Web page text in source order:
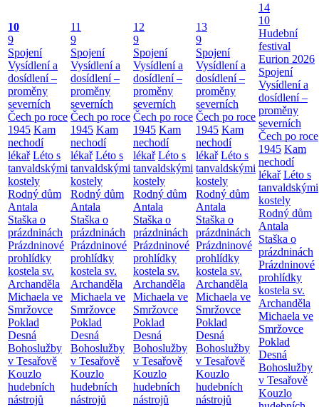
10
9
Spojení
Vysídlení a
dosídlení –
proměny
severních
Čech po roce
1945 Kam
nechodí
lékař Léto s
tanvaldskými
kostely
Rodný dům
Antala
Staška o
prázdninách
Prázdninové
prohlídky
kostela sv.
Archanděla
Michaela ve
Smržovce
Poklad
Desná
Bohoslužby
v Tesařově
Kouzlo
hudebních
nástrojů
11
9
Spojení
Vysídlení a
dosídlení –
proměny
severních
Čech po roce
1945 Kam
nechodí
lékař Léto s
tanvaldskými
kostely
Rodný dům
Antala
Staška o
prázdninách
Prázdninové
prohlídky
kostela sv.
Archanděla
Michaela ve
Smržovce
Poklad
Desná
Bohoslužby
v Tesařově
Kouzlo
hudebních
nástrojů
12
9
Spojení
Vysídlení a
dosídlení –
proměny
severních
Čech po roce
1945 Kam
nechodí
lékař Léto s
tanvaldskými
kostely
Rodný dům
Antala
Staška o
prázdninách
Prázdninové
prohlídky
kostela sv.
Archanděla
Michaela ve
Smržovce
Poklad
Desná
Bohoslužby
v Tesařově
Kouzlo
hudebních
nástrojů
13
9
Spojení
Vysídlení a
dosídlení –
proměny
severních
Čech po roce
1945 Kam
nechodí
lékař Léto s
tanvaldskými
kostely
Rodný dům
Antala
Staška o
prázdninách
Prázdninové
prohlídky
kostela sv.
Archanděla
Michaela ve
Smržovce
Poklad
Desná
Bohoslužby
v Tesařově
Kouzlo
hudebních
nástrojů
14
10
Hudební
festival
Eurion 2026
Spojení
Vysídlení a
dosídlení –
proměny
severních
Čech po roce
1945 Kam
nechodí
lékař Léto s
tanvaldskými
kostely
Rodný dům
Antala
Staška o
prázdninách
Prázdninové
prohlídky
kostela sv.
Archanděla
Michaela ve
Smržovce
Poklad
Desná
Bohoslužby
v Tesařově
Kouzlo